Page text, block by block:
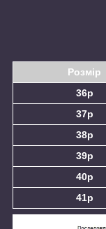
Розмір
36р
37р
38р
39р
40р
41р